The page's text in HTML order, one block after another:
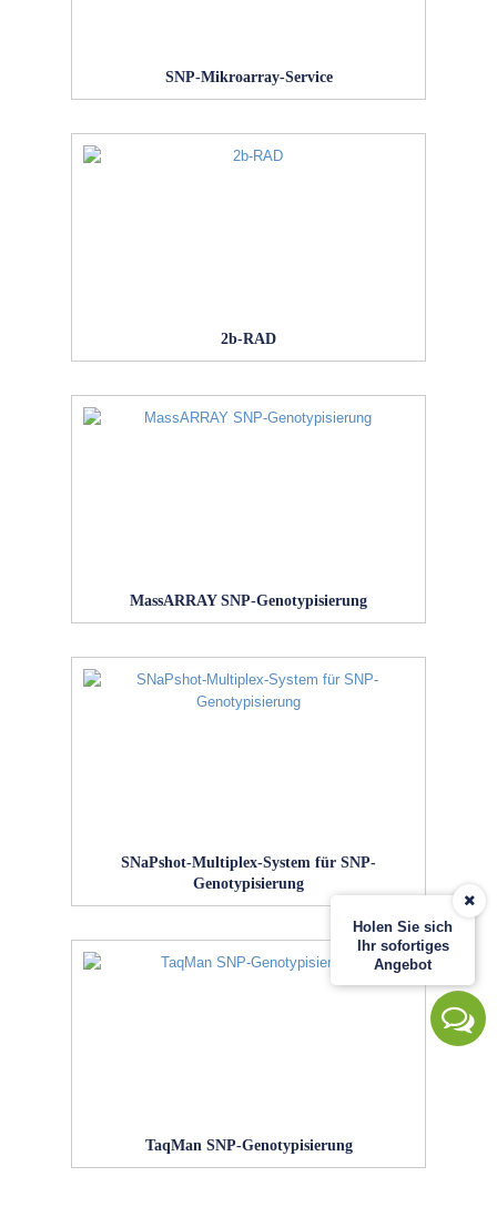
Holen Sie sich
Ihr sofortiges
Angebot
SNP-Mikroarray-Service
2b-RAD
MassARRAY SNP-Genotypisierung
SNaPshot-Multiplex-System für SNP-
Genotypisierung
TaqMan SNP-Genotypisierung